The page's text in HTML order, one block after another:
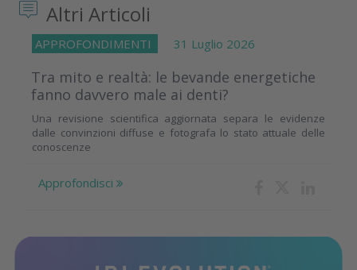
Altri Articoli
APPROFONDIMENTI 31 Luglio 2026
Tra mito e realtà: le bevande energetiche
fanno davvero male ai denti?
Una revisione scientifica aggiornata separa le evidenze
dalle convinzioni diffuse e fotografa lo stato attuale delle
conoscenze
Approfondisci